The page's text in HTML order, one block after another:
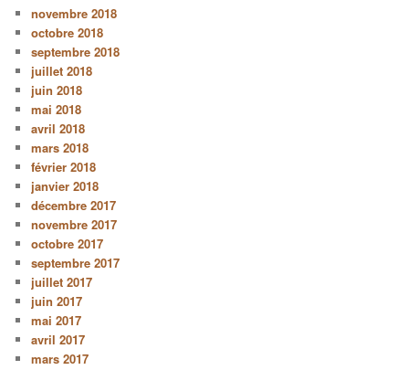
novembre 2018
octobre 2018
septembre 2018
juillet 2018
juin 2018
mai 2018
avril 2018
mars 2018
février 2018
janvier 2018
décembre 2017
novembre 2017
octobre 2017
septembre 2017
juillet 2017
juin 2017
mai 2017
avril 2017
mars 2017